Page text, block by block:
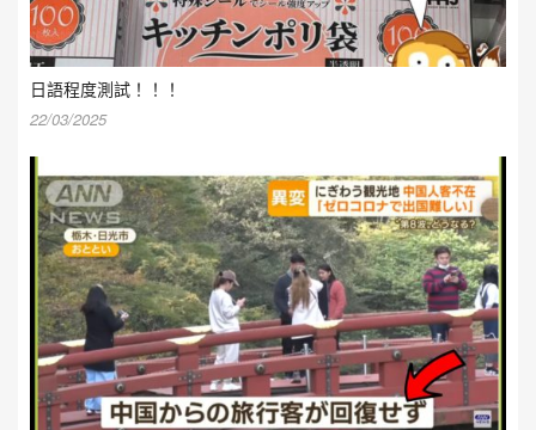
日語程度測試！！！
22/03/2025